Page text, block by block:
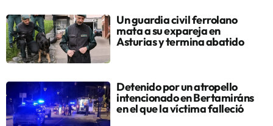
Un guardia civil ferrolano
mata a su expareja en
Asturias y termina abatido
Detenido por un atropello
intencionado en Bertamiráns
en el que la víctima falleció